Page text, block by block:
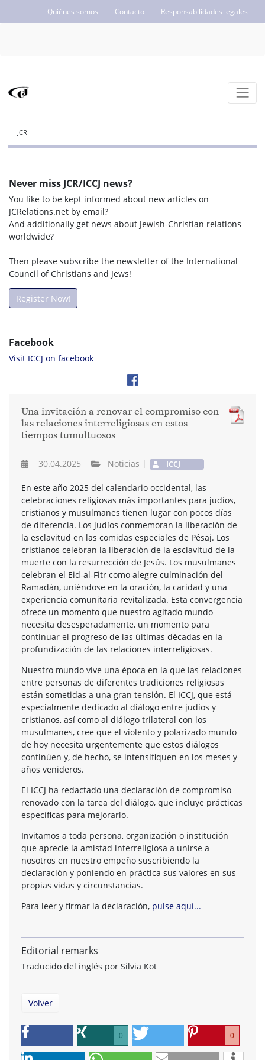
Quiénes somos Contacto Responsabilidades legales
JCR
Never miss JCR/ICCJ news?
You like to be kept informed about new articles on
JCRelations.net by email?
And additionally get news about Jewish-Christian relations
worldwide?
Then please subscribe the newsletter of the International
Council of Christians and Jews!
Register Now!
Facebook
Visit ICCJ on facebook
Una invitación a renovar el compromiso con
las relaciones interreligiosas en estos
tiempos tumultuosos
30.04.2025 Noticias ICCJ
En este año 2025 del calendario occidental, las
celebraciones religiosas más importantes para judíos,
cristianos y musulmanes tienen lugar con pocos días
de diferencia. Los judíos conmemoran la liberación de
la esclavitud en las comidas especiales de Pésaj. Los
cristianos celebran la liberación de la esclavitud de la
muerte con la resurrección de Jesús. Los musulmanes
celebran el Eid-al-Fitr como alegre culminación del
Ramadán, uniéndose en la oración, la caridad y una
experiencia comunitaria revitalizada. Esta convergencia
ofrece un momento que nuestro agitado mundo
necesita desesperadamente, un momento para
continuar el progreso de las últimas décadas en la
profundización de las relaciones interreligiosas.
Nuestro mundo vive una época en la que las relaciones
entre personas de diferentes tradiciones religiosas
están sometidas a una gran tensión. El ICCJ, que está
especialmente dedicado al diálogo entre judíos y
cristianos, así como al diálogo trilateral con los
musulmanes, cree que el violento y polarizado mundo
de hoy necesita urgentemente que estos diálogos
continúen y, de hecho, se intensifiquen en los meses y
años venideros.
El ICCJ ha redactado una declaración de compromiso
renovado con la tarea del diálogo, que incluye prácticas
específicas para mejorarlo.
Invitamos a toda persona, organización o institución
que aprecie la amistad interreligiosa a unirse a
nosotros en nuestro empeño suscribiendo la
declaración y poniendo en práctica sus valores en sus
propias vidas y circunstancias.
Para leer y firmar la declaración, pulse aquí...
Editorial remarks
Traducido del inglés por Silvia Kot
Volver
0 0